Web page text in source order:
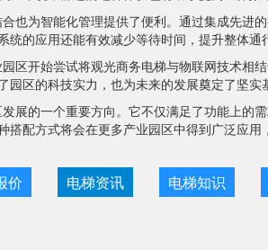
也为智能化管理提供了便利。通过集成先进
的应用还能有效减少等待时间，提升整体通
区开始尝试将观光商务电梯与物联网技术相
区的科技实力，也为未来的发展奠定了坚实
展的一个重要方向。它不仅满足了功能上的
配方式将会在更多产业园区中得到广泛应用
价 电梯资讯 电梯知识